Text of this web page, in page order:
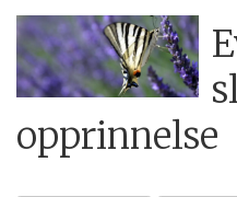
opprinnelse